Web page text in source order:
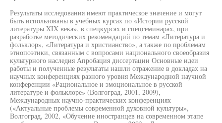
Результаты исследования имеют практическое значение и могут
быть использованы в учебных курсах по «Истории русской
литературы XIX века», в спецкурсах и спецсеминарах, при
разработке методических рекомендаций по темам «Литература и
фольклор», «Литература и христианство», а также по проблемам
этнопоэтики, связанным с вопросами национального своеобразия
культурного наследия Апробация диссертации Основные идеи
работы и полученные результаты нашли отражение в докладах на
научных конференциях разного уровня Международной научной
конференции «Рациональное и эмоциональное в русской
литературе и фольклоре» (Волгоград, 2001, 2009),
Международных научно-практических конференциях
(«Актуальные проблемы современной духовной культуры»,
Волгоград, 2002, «Обучение иностранцев на современном этапе